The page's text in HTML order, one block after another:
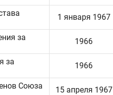
1 января 1967
за
1966
за
1966
Союза
15 апреля 1967